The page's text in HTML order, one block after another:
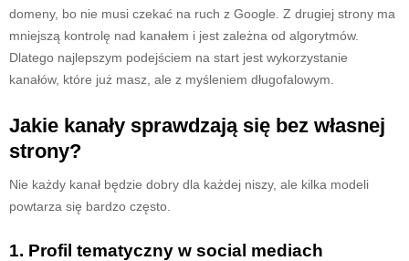
domeny, bo nie musi czekać na ruch z Google. Z drugiej strony ma
mniejszą kontrolę nad kanałem i jest zależna od algorytmów.
Dlatego najlepszym podejściem na start jest wykorzystanie
kanałów, które już masz, ale z myśleniem długofalowym.
Jakie kanały sprawdzają się bez własnej
strony?
Nie każdy kanał będzie dobry dla każdej niszy, ale kilka modeli
powtarza się bardzo często.
1. Profil tematyczny w social mediach